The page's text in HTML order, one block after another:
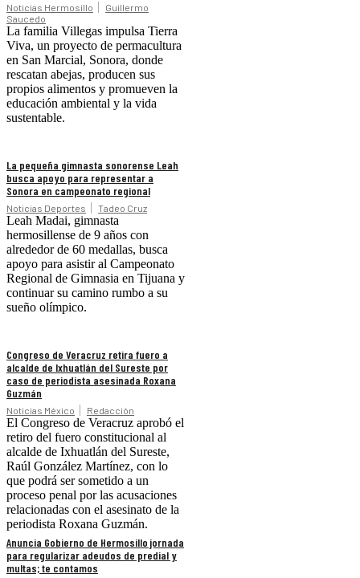
Noticias Hermosillo
Guillermo
Saucedo
La familia Villegas impulsa Tierra
Viva, un proyecto de permacultura
en San Marcial, Sonora, donde
rescatan abejas, producen sus
propios alimentos y promueven la
educación ambiental y la vida
sustentable.
La pequeña gimnasta sonorense Leah
busca apoyo para representar a
Sonora en campeonato regional
Noticias Deportes Tadeo Cruz
Leah Madai, gimnasta
hermosillense de 9 años con
alrededor de 60 medallas, busca
apoyo para asistir al Campeonato
Regional de Gimnasia en Tijuana y
continuar su camino rumbo a su
sueño olímpico.
Congreso de Veracruz retira fuero a
alcalde de Ixhuatlán del Sureste por
caso de periodista asesinada Roxana
Guzmán
Noticias México Redacción
El Congreso de Veracruz aprobó el
retiro del fuero constitucional al
alcalde de Ixhuatlán del Sureste,
Raúl González Martínez, con lo
que podrá ser sometido a un
proceso penal por las acusaciones
relacionadas con el asesinato de la
periodista Roxana Guzmán.
Anuncia Gobierno de Hermosillo jornada
para regularizar adeudos de predial y
multas; te contamos